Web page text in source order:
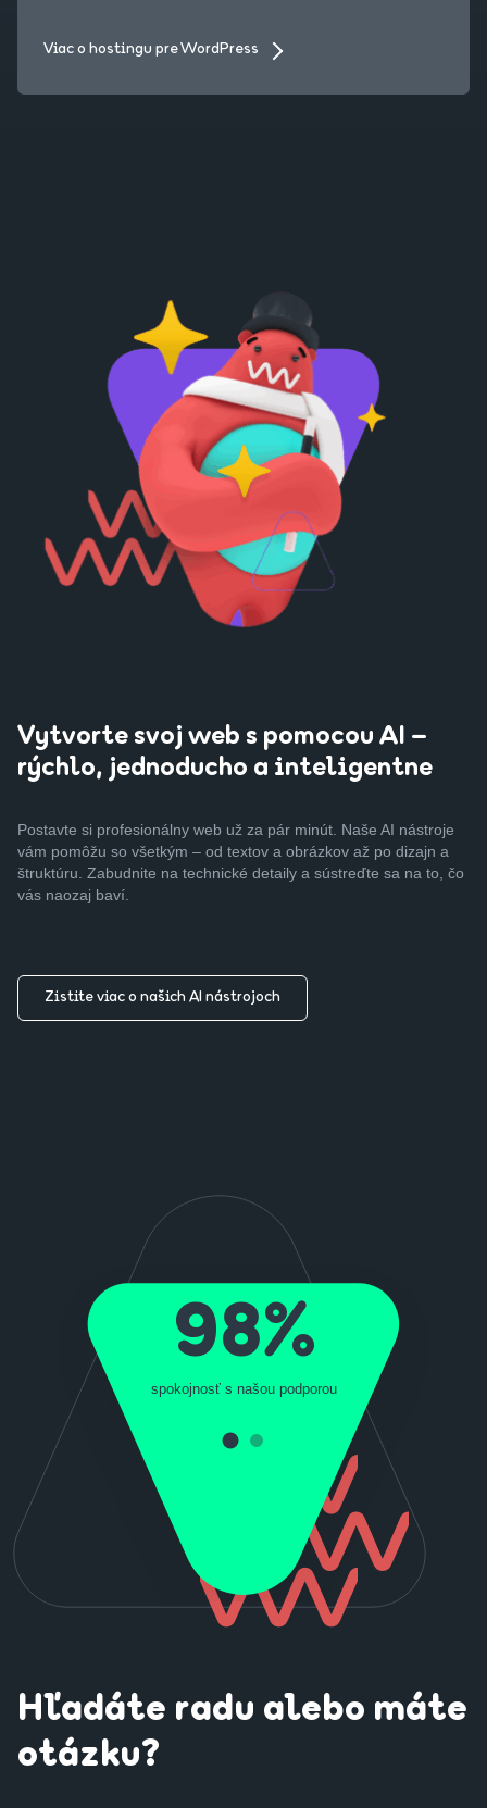
Viac o hostingu pre WordPress
Vytvorte svoj web s pomocou AI –
rýchlo, jednoducho a inteligentne
Postavte si profesionálny web už za pár minút. Naše AI nástroje
vám pomôžu so všetkým – od textov a obrázkov až po dizajn a
štruktúru. Zabudnite na technické detaily a sústreďte sa na to, čo
vás naozaj baví.
Zistite viac o našich AI nástrojoch
Hľadáte radu alebo máte
otázku?
98%
spokojnosť s našou podporou